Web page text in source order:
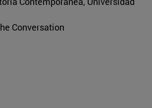
Conversation